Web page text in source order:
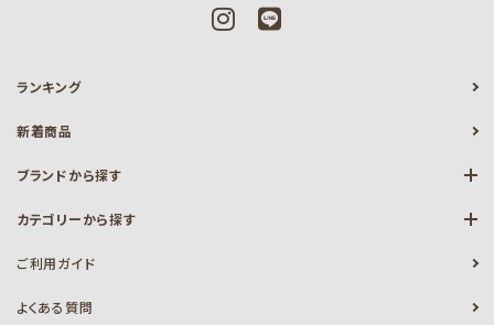
ランキング
新着商品
ブランドから探す
カテゴリーから探す
ご利用ガイド
よくある質問